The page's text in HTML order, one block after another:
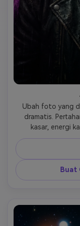
Ubah foto yang
dramatis.
kasar, energi
bayangan
Buat